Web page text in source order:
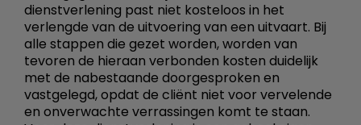
dienstverlening past niet kosteloos in het
verlengde van de uitvoering van een uitvaart. Bij
alle stappen die gezet worden, worden van
tevoren de hieraan verbonden kosten duidelijk
met de nabestaande doorgesproken en
vastgelegd, opdat de cliënt niet voor vervelende
en onverwachte verrassingen komt te staan.